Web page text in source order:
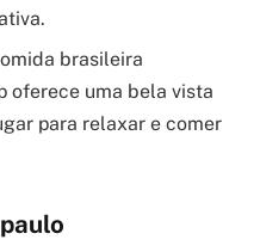
brasileira
oferece uma bela vista
para relaxar e comer